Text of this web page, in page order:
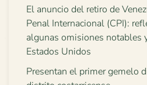
El anuncio del retiro de
Penal Internacional (CPI):
algunas omisiones notables
Estados Unidos
Presentan el primer gemelo